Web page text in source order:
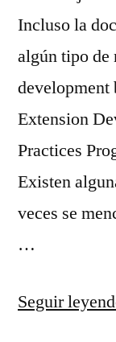
Incluso la
algún tipo de
development
Extension
Practices
Existen
veces se
…
Seguir